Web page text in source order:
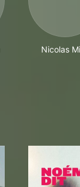
Nicolas